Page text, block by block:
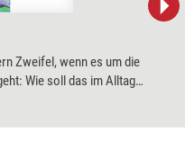
Zweifel, wenn es um die
Wie soll das im Alltag